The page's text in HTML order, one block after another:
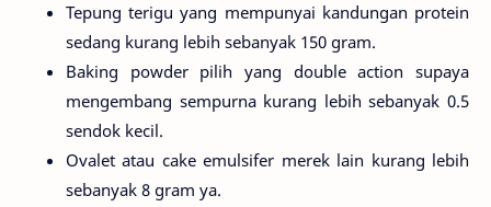
Tepung terigu yang mempunyai kandungan protein
sedang kurang lebih sebanyak 150 gram.
Baking powder pilih yang double action supaya
mengembang sempurna kurang lebih sebanyak 0.5
sendok kecil.
Ovalet atau cake emulsifer merek lain kurang lebih
sebanyak 8 gram ya.